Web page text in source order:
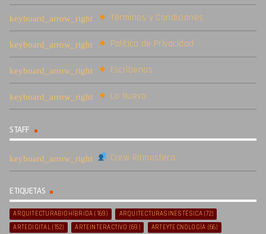
Términos y Condiciones
Política de Privacidad
Escríbenos
Lo Nuevo
STAFF
Crew Ritmosfera
ETIQUETAS
ARQUITECTURABIOHÍBRIDA (169) ARQUITECTURASINESTÉSICA(72)
ARTEDIGITAL(152) ARTEINTERACTIVO (69) ARTEYTECNOLOGÍA (66)